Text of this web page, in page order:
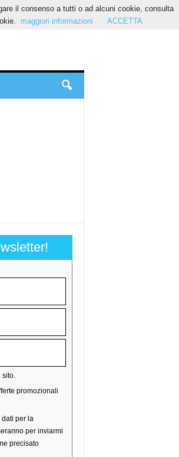
promozionali
per la
per inviarmi
precisato
il consenso a tutti o ad alcuni cookie, consulta
maggiori informazioni ACCETTA